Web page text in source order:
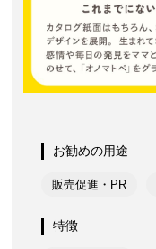
お勧めの用途
販売促進・PR
特徴